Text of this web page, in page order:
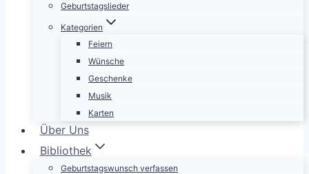
Geburtstagslieder
Kategorien
Feiern
Wünsche
Geschenke
Musik
Karten
Über Uns
Bibliothek
Geburtstagswunsch verfassen